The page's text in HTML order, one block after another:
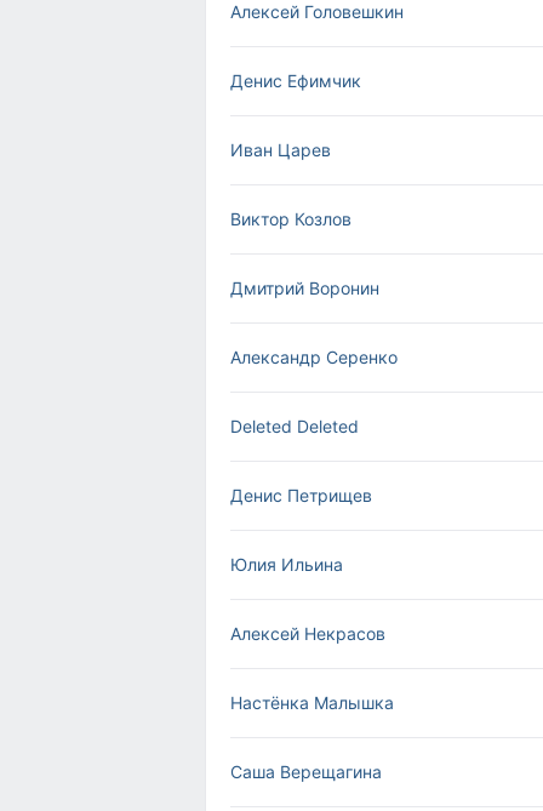
Алексей Головешкин
Денис Ефимчик
Иван Царев
Виктор Козлов
Дмитрий Воронин
Александр Серенко
Deleted Deleted
Денис Петрищев
Юлия Ильина
Алексей Некрасов
Настёнка Малышка
Саша Верещагина